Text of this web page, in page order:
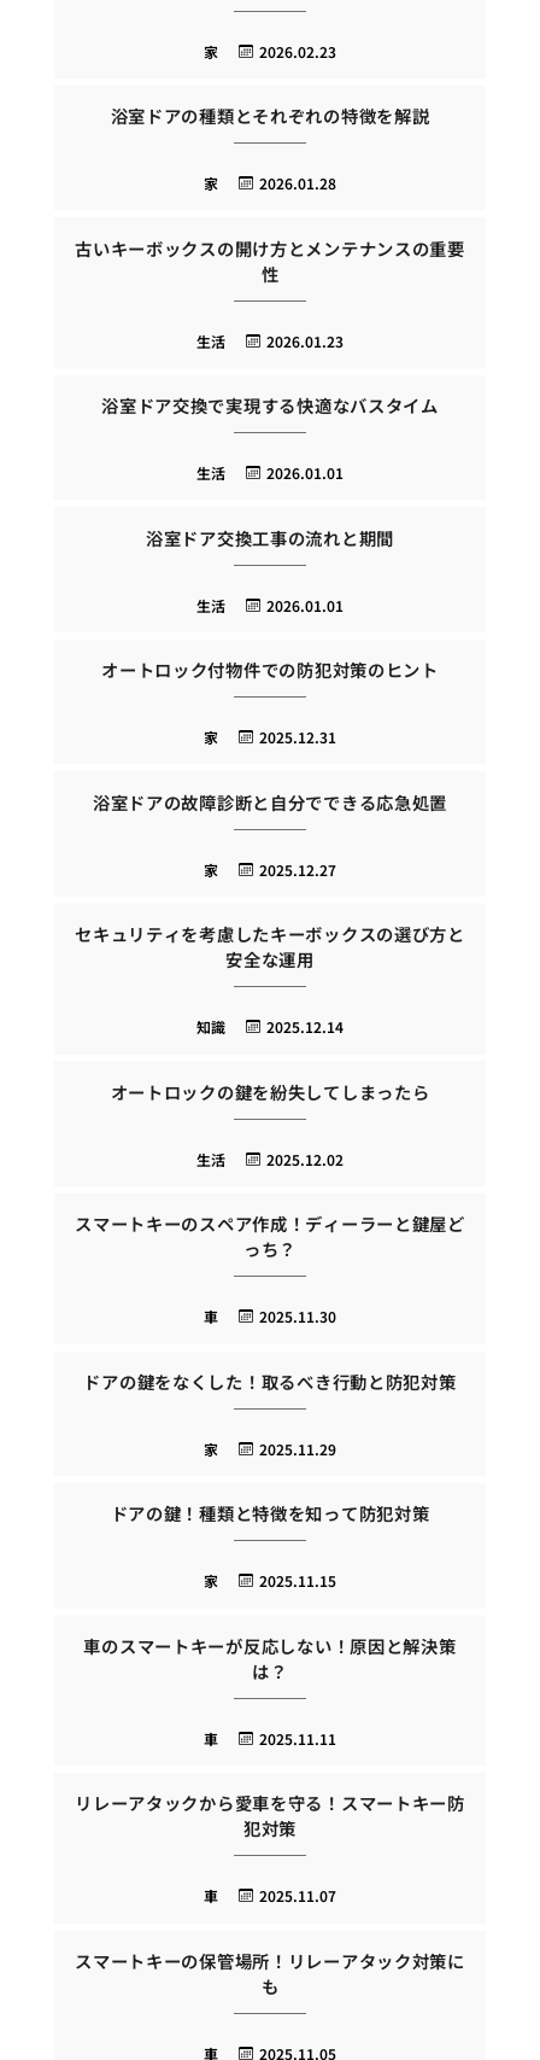
2026.02.23
家
浴室ドアの種類とそれぞれの特徴を解説
2026.01.28
家
古いキーボックスの開け方とメンテナンスの重要
性
2026.01.23
生活
浴室ドア交換で実現する快適なバスタイム
2026.01.01
生活
浴室ドア交換工事の流れと期間
2026.01.01
生活
オートロック付物件での防犯対策のヒント
2025.12.31
家
浴室ドアの故障診断と自分でできる応急処置
2025.12.27
家
セキュリティを考慮したキーボックスの選び方と
安全な運用
2025.12.14
知識
オートロックの鍵を紛失してしまったら
2025.12.02
生活
スマートキーのスペア作成！ディーラーと鍵屋ど
っち？
2025.11.30
車
ドアの鍵をなくした！取るべき行動と防犯対策
2025.11.29
家
ドアの鍵！種類と特徴を知って防犯対策
2025.11.15
家
車のスマートキーが反応しない！原因と解決策
は？
2025.11.11
車
リレーアタックから愛車を守る！スマートキー防
犯対策
2025.11.07
車
スマートキーの保管場所！リレーアタック対策に
も
2025.11.05
車